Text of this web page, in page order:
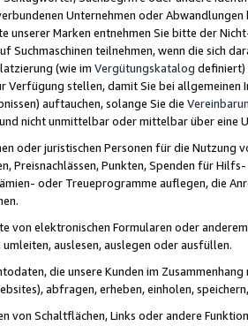
Unternehmen oder
unserer Marken entnehmen Sie bitte der
Suchmaschinen teilnehmen, wenn die sich
(wie im Vergütungskatalog definiert)
Verfügung stellen, damit Sie bei
auftauchen, solange Sie die
nicht unmittelbar oder mittelbar über eine
oder juristischen Personen für die Nutzung
Preisnachlässen, Punkten, Spenden für
oder Treueprogramme auflegen, die
von elektronischen Formularen oder
auslesen, auslegen oder ausfüllen.
die unsere Kunden im
abfragen, erheben, einholen,
von Schaltflächen, Links oder andere